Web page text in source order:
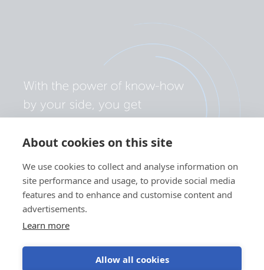
About cookies on this site
We use cookies to collect and analyse information on
site performance and usage, to provide social media
features and to enhance and customise content and
advertisements.
Learn more
Allow all cookies